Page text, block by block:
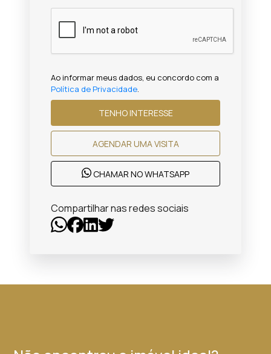
Ao informar meus dados, eu concordo com a
Política de Privacidade.
TENHO INTERESSE
AGENDAR UMA VISITA
CHAMAR NO WHATSAPP
Compartilhar nas redes sociais